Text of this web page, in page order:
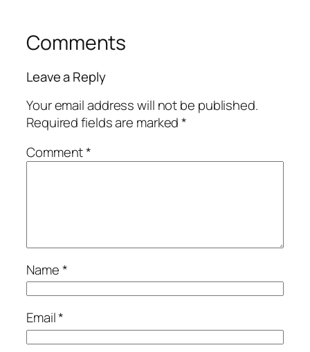
Comments
Leave a Reply
Your email address will not be published.
Required fields are marked*
Comment*
Name*
Email*